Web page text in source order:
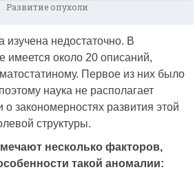
Развитие опухоли
изучена недостаточно. В
имеется около 20 описаний,
Первое из них было
наука не располагает
закономерностях развития этой
структуры.
несколько факторов,
такой аномалии: